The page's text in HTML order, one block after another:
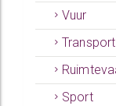
Vuur
Transport
Sport